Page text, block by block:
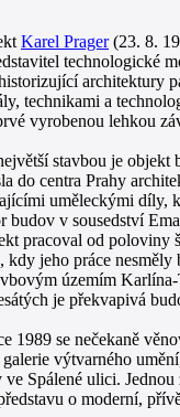
Karel Prager(23. 8.
technologické
architektury
technikami a
vyrobenou lehkou
stavbou je objekt
do centra Prahy
uměleckými díly,
budov v sousedství
pracoval od poloviny
kdy jeho práce
územím
je překvapivá
1989 se nečekaně
galerie výtvarného
ve Spálené ulici.
o moderní,